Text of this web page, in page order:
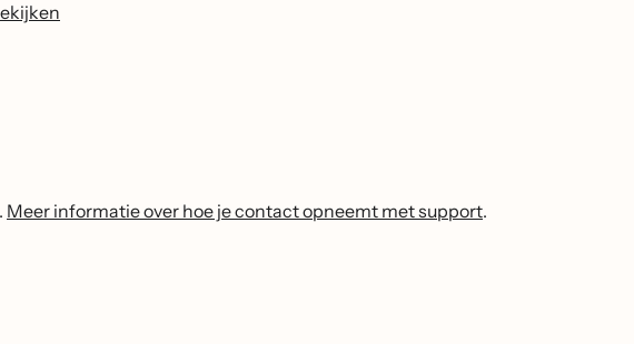
Meer informatie over hoe je contact opneemt met support.